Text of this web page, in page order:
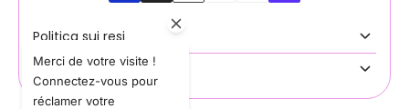
Politica sui resi
Consegna
Merci de votre visite !
Connectez-vous pour
réclamer votre